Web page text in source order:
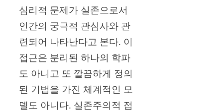
심리적 문제가 실존으로서
인간의 궁극적 관심사와 관
련되어 나타난다고 본다. 이
접근은 분리된 하나의 학파
도 아니고 또 깔끔하게 정의
된 기법을 가진 체계적인 모
델도 아니다. 실존주의적 접